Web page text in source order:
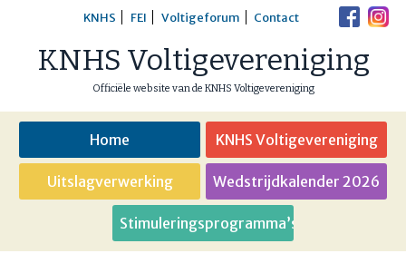
content
KNHS FEI Voltigeforum Contact
KNHS Voltigevereniging
Officiële website van de KNHS Voltigevereniging
Home KNHS Voltigevereniging
Uitslagverwerking Wedstrijdkalender 2026
Stimuleringsprogramma’s